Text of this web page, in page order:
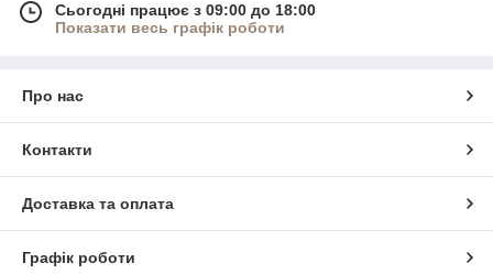
Сьогодні працює з 09:00 до 18:00
Показати весь графік роботи
Про нас
Контакти
Доставка та оплата
Графік роботи